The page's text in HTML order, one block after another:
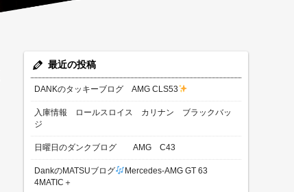
最近の投稿
DANKのタッキーブログ AMG CLS53
入庫情報 ロールスロイス カリナン ブラックバッ
ジ
日曜日のダンクブログ AMG C43
DankのMATSUブログ
Mercedes-AMG GT 63
4MATIC＋